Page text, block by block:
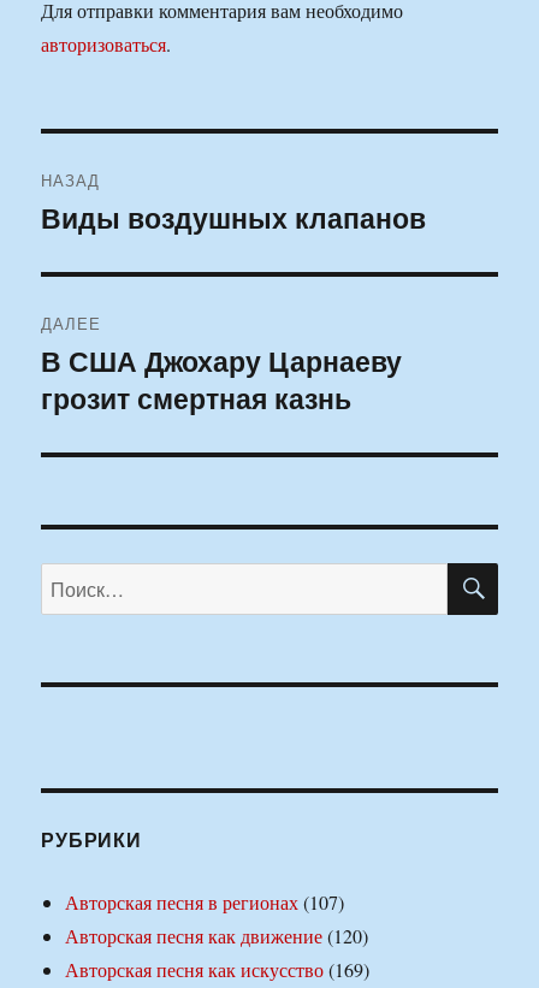
Для отправки комментария вам необходимо
авторизоваться.
по
НАЗАД
Предыдущая
Виды воздушных клапанов
ДАЛЕЕ
Следующая
запись:
В США Джохару Царнаеву
грозит смертная казнь
Искать:
РУБРИКИ
Авторская песня в регионах(107)
Авторская песня как движение(120)
Авторская песня как искусство(169)